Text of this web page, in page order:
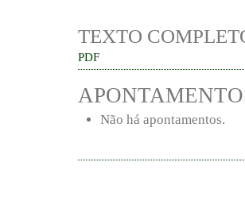
TEXTO
PDF
Não há apontamentos.